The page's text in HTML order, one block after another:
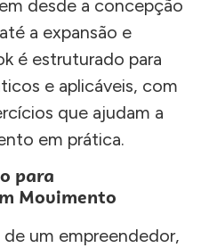
desde a concepção
a expansão e
é estruturado para
e aplicáveis, com
que ajudam a
em prática.
para
Movimento
um empreendedor,